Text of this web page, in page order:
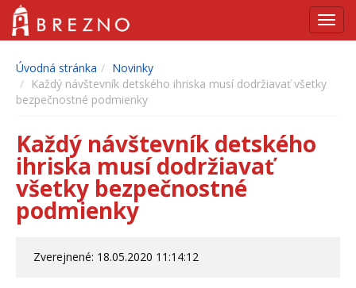
Úvodná stránka
Novinky
Každý návštevník detského ihriska musí dodržiavať všetky
bezpečnostné podmienky
Každý návštevník detského
ihriska musí dodržiavať
všetky bezpečnostné
podmienky
Zverejnené: 18.05.2020 11:14:12